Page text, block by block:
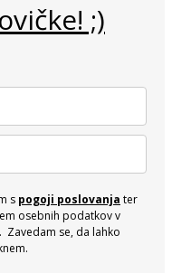
;)
s pogoji poslovanja ter
osebnih podatkov v
. Zavedam se, da lahko